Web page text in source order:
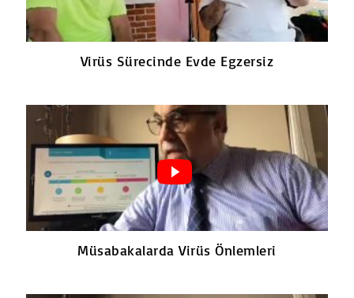
Virüs Sürecinde Evde Egzersiz
Müsabakalarda Virüs Önlemleri